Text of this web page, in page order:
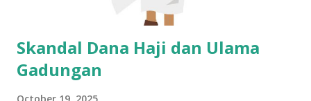
kepercayaan religius mulai menguasai, peradaban itu justru
Skandal Dana Haji dan Ulama
Gadungan